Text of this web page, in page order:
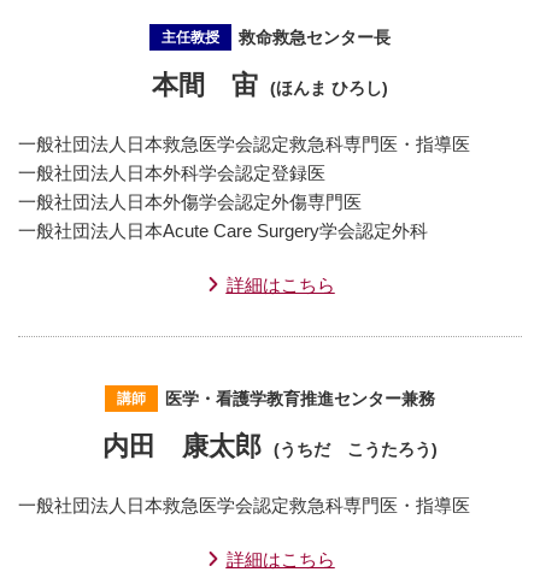
主任教授 救命救急センター長
本間 宙 (ほんま ひろし)
一般社団法人日本救急医学会認定救急科専門医・指導医
一般社団法人日本外科学会認定登録医
一般社団法人日本外傷学会認定外傷専門医
一般社団法人日本Acute Care Surgery学会認定外科
詳細はこちら
講師 医学・看護学教育推進センター兼務
内田 康太郎 (うちだ こうたろう)
一般社団法人日本救急医学会認定救急科専門医・指導医
詳細はこちら